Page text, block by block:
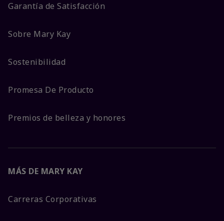
Garantía de Satisfacción
Sobre Mary Kay
Sostenibilidad
Promesa De Producto
Premios de belleza y honores
MÁS DE MARY KAY
Carreras Corporativas